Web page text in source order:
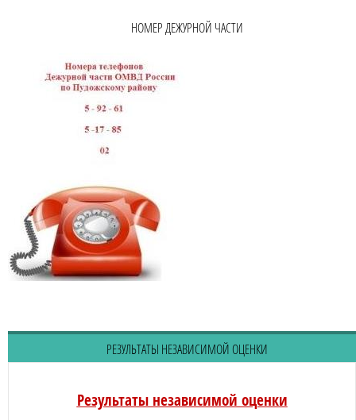
НОМЕР ДЕЖУРНОЙ ЧАСТИ
РЕЗУЛЬТАТЫ НЕЗАВИСИМОЙ ОЦЕНКИ
Результаты независимой оценки